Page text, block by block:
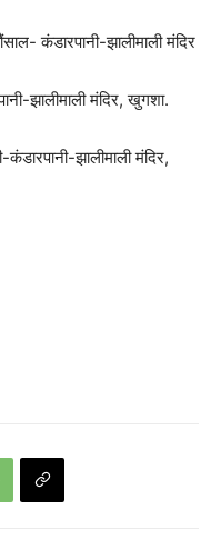
कंडारपानी-झालीमाली मंदिर
झालीमाली मंदिर, खुगशा.
झालीमाली मंदिर,